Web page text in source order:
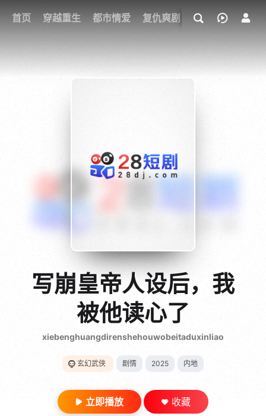
首页 穿越重生 都市情爱 复仇爽剧 玄幻武侠 奇幻
我的观影记录
{if condition="$obj.vod_points
gt 0"}
28短剧
写崩皇帝人设后，我
被他读心了
xiebenghuangdirenshehouwobeitaduxinliao
玄幻武侠 剧情 2025 内地
立即播放 收藏